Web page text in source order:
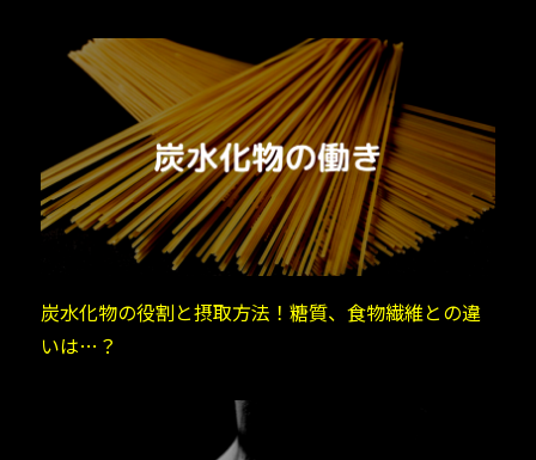
炭水化物の役割と摂取方法！糖質、食物繊維との違
いは…？